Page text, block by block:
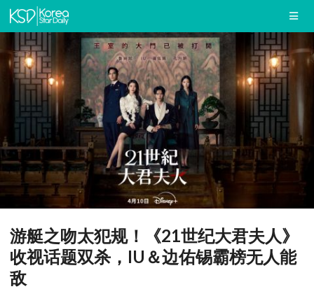
游艇之吻太犯规！《21世纪大君夫人》
收视话题双杀，IU＆边佑锡霸榜无人能
敌